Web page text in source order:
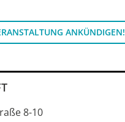
ANKÜNDIGEN!
8-10